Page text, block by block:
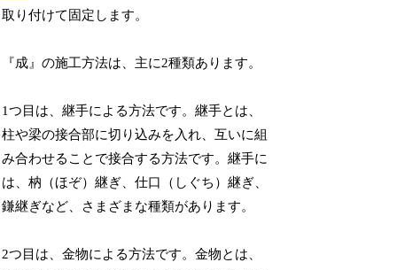
取り付けて固定します。
『成』の施工方法は、主に2種類あります。
1つ目は、継手による方法です。継手とは、
柱や梁の接合部に切り込みを入れ、互いに組
み合わせることで接合する方法です。継手に
は、枘（ほぞ）継ぎ、仕口（しぐち）継ぎ、
鎌継ぎなど、さまざまな種類があります。
2つ目は、金物による方法です。金物とは、